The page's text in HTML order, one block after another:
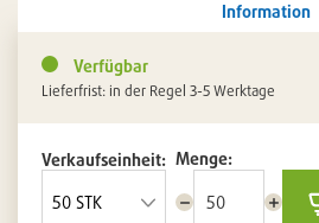
Information
Verfügbar
Lieferfrist: in der Regel 3-5 Werktage
Verkaufseinheit: Menge:
Menge
Menge